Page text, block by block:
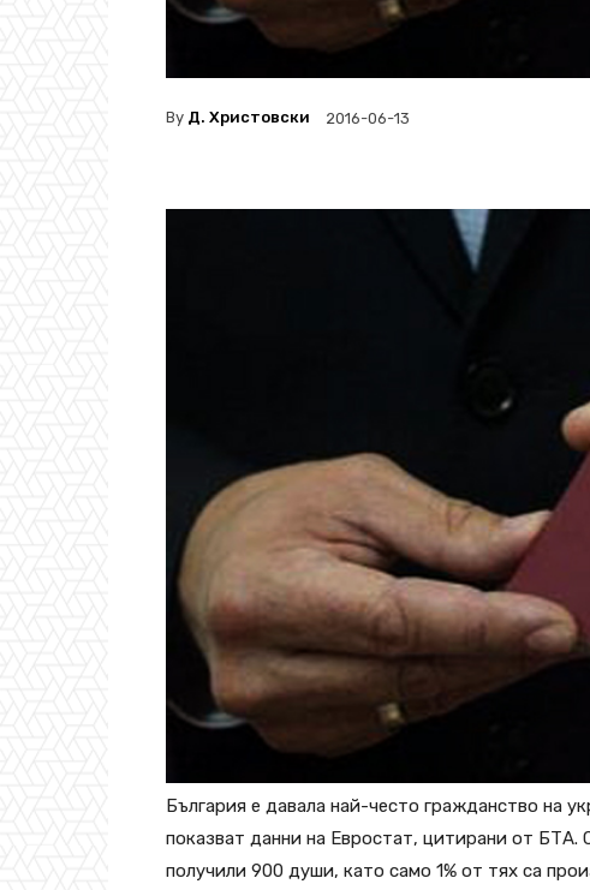
By Д. Христовски 2016-06-13
България е давала най-често гражданство на
показват данни на Евростат, цитирани от БТА.
получили 900 души, като само 1% от тях са